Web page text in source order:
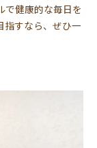
で健康的な毎日を
指すなら、ぜひ一